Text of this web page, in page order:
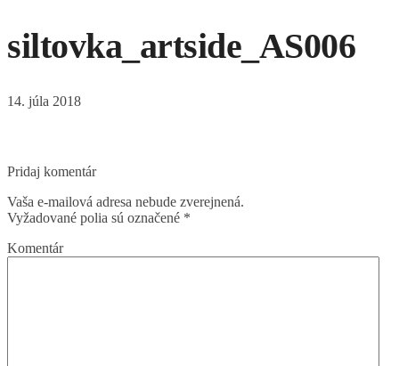
siltovka_artside_AS006
14. júla 2018
Pridaj komentár
Vaša e-mailová adresa nebude zverejnená.
Vyžadované polia sú označené *
Komentár